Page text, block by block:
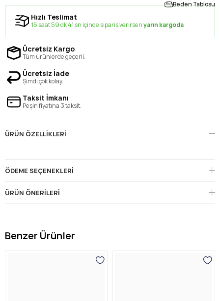
Beden Tablosu
Hızlı Teslimat
15 saat 59 dk 41 sn içinde sipariş verirsenyarın kargoda
Ücretsiz Kargo
Tüm ürünlerde geçerli.
Ücretsiz İade
Şimdi çok kolay.
Taksit İmkanı
Peşin fiyatına 3 taksit.
ÜRÜN ÖZELLIKLERI
ÖDEME SEÇENEKLERI
ÜRÜN ÖNERILERI
Benzer Ürünler